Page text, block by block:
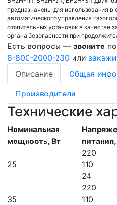
предназначены для использования в
автоматического управления
отопительных установок в качестве
органа безопасности при
Есть вопросы — звоните
8-800-2000-230 или
Описание
Общая
Производители
Технические
Номинальная
мощность, Вт
25
220
110
24
35
220
110